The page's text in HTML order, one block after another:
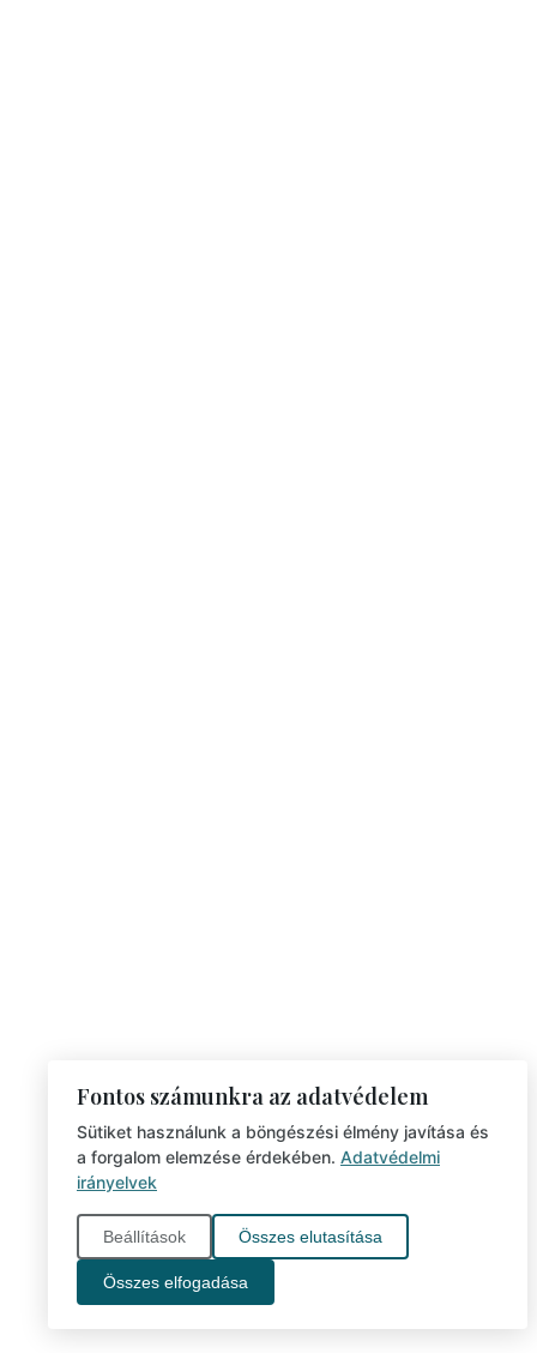
Fontos számunkra az adatvédelem
Sütiket használunk a böngészési élmény javítása és
a forgalom elemzése érdekében. Adatvédelmi
irányelvek
Beállítások Összes elutasítása
Összes elfogadása